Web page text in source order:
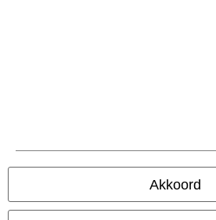
Akkoord
Alle prijzen incl.wettelijke BTW
© 1986-2026 Large Popmerchandising B.V.